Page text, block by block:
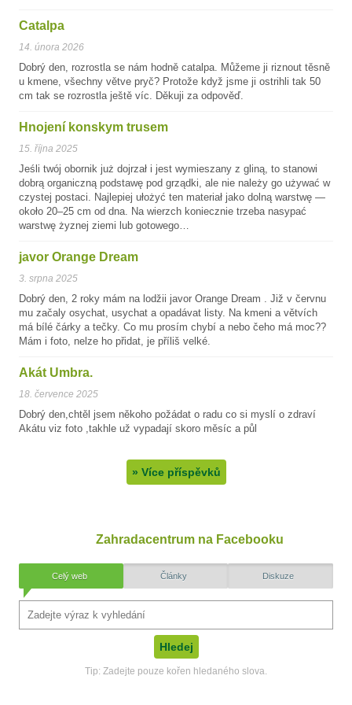
Catalpa
14. února 2026
Dobrý den, rozrostla se nám hodně catalpa. Můžeme ji riznout těsně
u kmene, všechny větve pryč? Protože když jsme ji ostrihli tak 50
cm tak se rozrostla ještě víc. Děkuji za odpověď.
Hnojení konskym trusem
15. října 2025
Jeśli twój obornik już dojrzał i jest wymieszany z gliną, to stanowi
dobrą organiczną podstawę pod grządki, ale nie należy go używać w
czystej postaci. Najlepiej ułożyć ten materiał jako dolną warstwę —
około 20–25 cm od dna. Na wierzch koniecznie trzeba nasypać
warstwę żyznej ziemi lub gotowego…
javor Orange Dream
3. srpna 2025
Dobrý den, 2 roky mám na lodžii javor Orange Dream . Již v červnu
mu začaly osychat, usychat a opadávat listy. Na kmeni a větvích
má bílé čárky a tečky. Co mu prosím chybí a nebo čeho má moc??
Mám i foto, nelze ho přidat, je příliš velké.
Akát Umbra.
18. července 2025
Dobrý den,chtěl jsem někoho požádat o radu co si myslí o zdraví
Akátu viz foto ,takhle už vypadají skoro měsíc a půl
» Více příspěvků
Zahradacentrum na Facebooku
Celý web Články Diskuze
Tip: Zadejte pouze kořen hledaného slova.